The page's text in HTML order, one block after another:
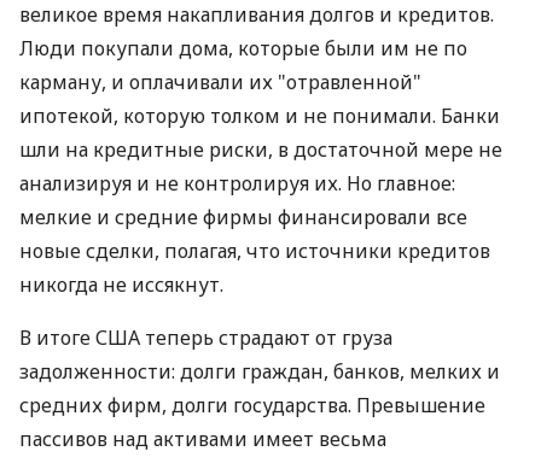
великое время накапливания долгов и кредитов.
Люди покупали дома, которые были им не по
карману, и оплачивали их "отравленной"
ипотекой, которую толком и не понимали. Банки
шли на кредитные риски, в достаточной мере не
анализируя и не контролируя их. Но главное:
мелкие и средние фирмы финансировали все
новые сделки, полагая, что источники кредитов
никогда не иссякнут.
В итоге США теперь страдают от груза
задолженности: долги граждан, банков, мелких и
средних фирм, долги государства. Превышение
пассивов над активами имеет весьма